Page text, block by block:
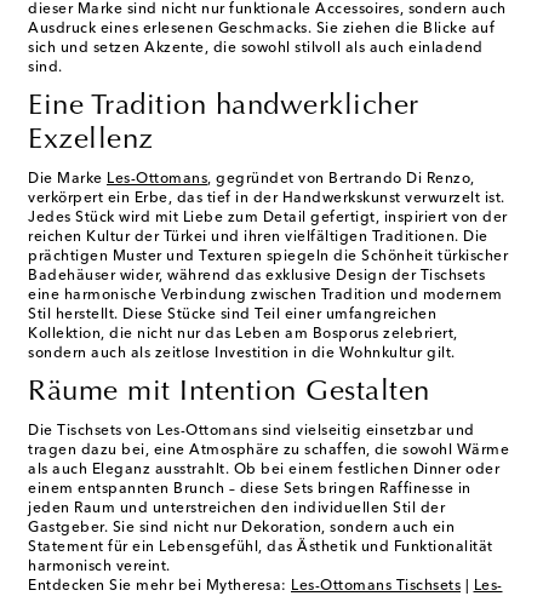
dieser Marke sind nicht nur funktionale Accessoires, sondern auch
Ausdruck eines erlesenen Geschmacks. Sie ziehen die Blicke auf
sich und setzen Akzente, die sowohl stilvoll als auch einladend
sind.
Eine Tradition handwerklicher
Exzellenz
Die Marke Les-Ottomans, gegründet von Bertrando Di Renzo,
verkörpert ein Erbe, das tief in der Handwerkskunst verwurzelt ist.
Jedes Stück wird mit Liebe zum Detail gefertigt, inspiriert von der
reichen Kultur der Türkei und ihren vielfältigen Traditionen. Die
prächtigen Muster und Texturen spiegeln die Schönheit türkischer
Badehäuser wider, während das exklusive Design der Tischsets
eine harmonische Verbindung zwischen Tradition und modernem
Stil herstellt. Diese Stücke sind Teil einer umfangreichen
Kollektion, die nicht nur das Leben am Bosporus zelebriert,
sondern auch als zeitlose Investition in die Wohnkultur gilt.
Räume mit Intention Gestalten
Die Tischsets von Les-Ottomans sind vielseitig einsetzbar und
tragen dazu bei, eine Atmosphäre zu schaffen, die sowohl Wärme
als auch Eleganz ausstrahlt. Ob bei einem festlichen Dinner oder
einem entspannten Brunch – diese Sets bringen Raffinesse in
jeden Raum und unterstreichen den individuellen Stil der
Gastgeber. Sie sind nicht nur Dekoration, sondern auch ein
Statement für ein Lebensgefühl, das Ästhetik und Funktionalität
harmonisch vereint.
Entdecken Sie mehr bei Mytheresa: Les-Ottomans Tischsets
Les-